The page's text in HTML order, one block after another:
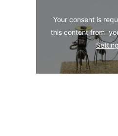
Your consent is
this content from